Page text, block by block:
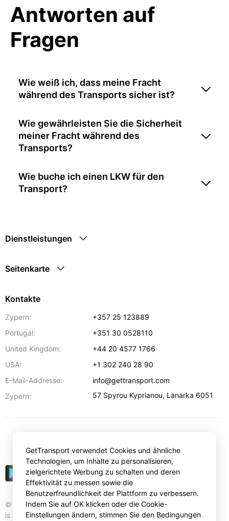
Antworten auf
Fragen
Wie weiß ich, dass meine Fracht
während des Transports sicher ist?
Wie gewährleisten Sie die Sicherheit
meiner Fracht während des
Transports?
Wie buche ich einen LKW für den
Transport?
Dienstleistungen
Seitenkarte
Kontakte
Zypern:
+357 25 123889
Portugal:
+351 30 0528110
United Kingdom:
+44 20 4577 1766
USA:
+1 302 240 28 90
E-Mail-Addresse:
info@gettransport.com
Zypern:
57 Spyrou Kyprianou, Lanarka 6051
© Gettransport International Limited. GetTransport®
is trademark of Gettransport International Limited.
GetTransport verwendet Cookies und ähnliche
Technologien, um Inhalte zu personalisieren,
zielgerichtete Werbung zu schalten und deren
Effektivität zu messen sowie die
Benutzerfreundlichkeit der Plattform zu verbessern.
Indem Sie auf OK klicken oder die Cookie-
Einstellungen ändern, stimmen Sie den Bedingungen